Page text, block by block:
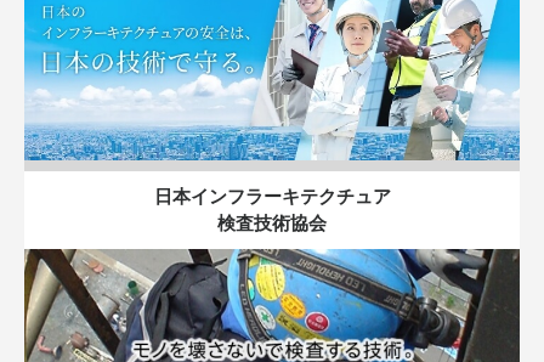
日本インフラーキテクチュア
検査技術協会